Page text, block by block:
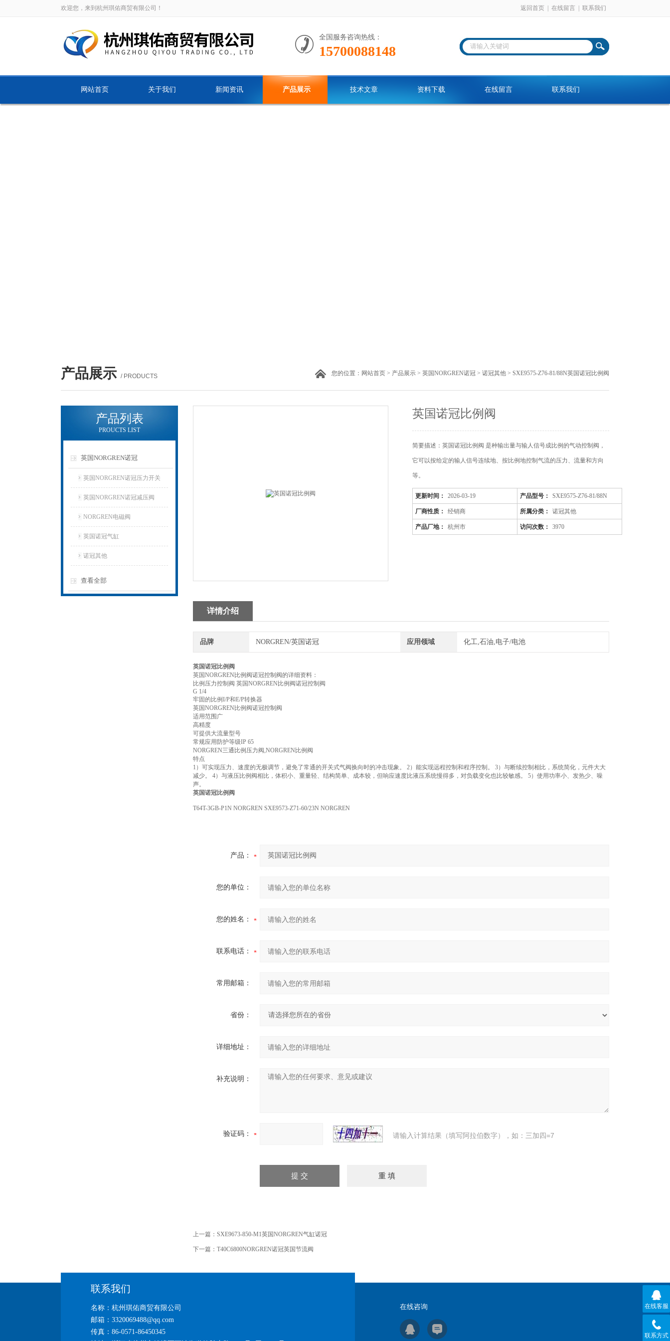
欢迎您，来到杭州琪佑商贸有限公司！ 返回首页 在线留言 联系我们
全国服务咨询热线：
15700088148
网站首页 关于我们 新闻资讯 产品展示 技术文章 资料下载 在线留言 联系我们
产品展示 / PRODUCTS 您的位置： 网站首页 > 产品展示 > 英国NORGREN诺冠 > 诺冠其他 > SXE9575-Z76-81/88N英国诺冠比例阀
产品列表
PROUCTS LIST
英国NORGREN诺冠
英国NORGREN诺冠压力开关
英国NORGREN诺冠减压阀
NORGREN电磁阀
英国诺冠气缸
诺冠其他
查看全部
英国诺冠比例阀
简要描述：英国诺冠比例阀 是种输出量与输人信号成比例的气动控制阀，
它可以按给定的输人信号连续地、按比例地控制气流的压力、流量和方向
等。
更新时间： 2026-03-19 产品型号： SXE9575-Z76-81/88N
厂商性质： 经销商 所属分类： 诺冠其他
产品厂地： 杭州市 访问次数： 3970
详情介绍
品牌 NORGREN/英国诺冠 应用领域 化工,石油,电子/电池
英国诺冠比例阀
英国NORGREN比例阀诺冠控制阀的详细资料：
比例压力控制阀 英国NORGREN比例阀诺冠控制阀
G 1/4
牢固的比例I/P和E/P转换器
英国NORGREN比例阀诺冠控制阀
适用范围广
高精度
可提供大流量型号
常规应用防护等级IP 65
NORGREN三通比例压力阀,NORGREN比例阀
特点
1）可实现压力、速度的无极调节，避免了常通的开关式气阀换向时的冲击现象。 2）能实现远程控制和程序控制。 3）与断续控制相比，系统简化，元件大大
减少。 4）与液压比例阀相比，体积小、重量轻、结构简单、成本较，但响应速度比液压系统慢得多，对负载变化也比较敏感。 5）使用功率小、发热少、噪
声。
英国诺冠比例阀
T64T-3GB-P1N NORGREN SXE9573-Z71-60/23N NORGREN
产品：
您的单位：
您的姓名：
联系电话：
常用邮箱：
省份：
详细地址：
补充说明：
验证码： 请输入计算结果（填写阿拉伯数字），如：三加四=7
上一篇： SXE9673-850-M1英国NORGREN气缸诺冠
下一篇： T40C6800NORGREN诺冠英国节流阀
联系我们
名称：杭州琪佑商贸有限公司
邮箱：3320069488@qq.com
传真：86-0571-86450345
在线咨询 在线客服
联系方式